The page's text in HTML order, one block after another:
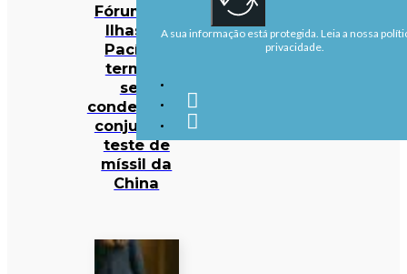
Fórum das
Ilhas do
Pacífico
termina
sem
condenação
conjunta a
teste de
míssil da
China
A sua informação está protegida. Leia a nossa
privacidade.